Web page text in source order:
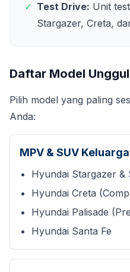
✓ Test Drive: Unit
Stargazer, Creta,
Daftar Model
Pilih model yang paling
Anda:
MPV & SUV Keluarga
Hyundai Stargazer &
Hyundai Creta
Hyundai Palisade
Hyundai Santa Fe